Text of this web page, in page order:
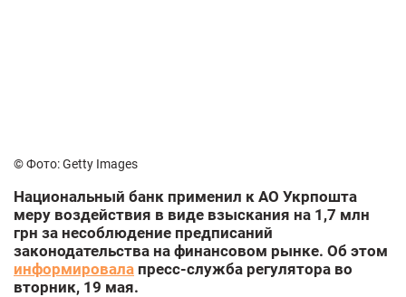
© Фото: Getty Images
Национальный банк применил к АО Укрпошта
меру воздействия в виде взыскания на 1,7 млн
грн за несоблюдение предписаний
законодательства на финансовом рынке. Об этом
информировала пресс-служба регулятора во
вторник, 19 мая.